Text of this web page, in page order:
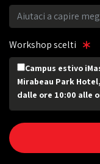
Workshop scelti
Campus estivo
Mirabeau Park
dalle ore 10:00 alle